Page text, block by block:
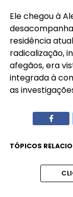
Ele chegou à
residência
radicalização,
afegãos, era
integrada à
as
TÓPICOS